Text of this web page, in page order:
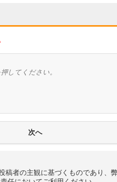
稿者の主観に基づくものであり、